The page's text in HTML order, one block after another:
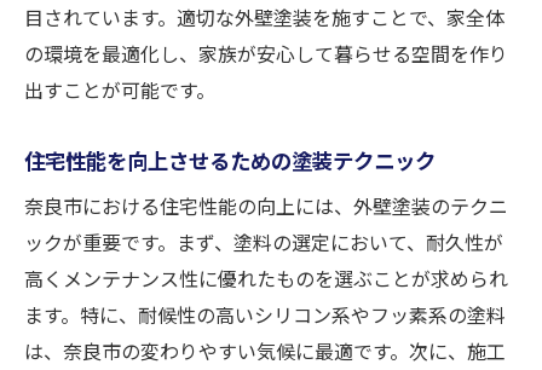
目されています。適切な外壁塗装を施すことで、家全体
の環境を最適化し、家族が安心して暮らせる空間を作り
出すことが可能です。
住宅性能を向上させるための塗装テクニック
奈良市における住宅性能の向上には、外壁塗装のテクニ
ックが重要です。まず、塗料の選定において、耐久性が
高くメンテナンス性に優れたものを選ぶことが求められ
ます。特に、耐候性の高いシリコン系やフッ素系の塗料
は、奈良市の変わりやすい気候に最適です。次に、施工